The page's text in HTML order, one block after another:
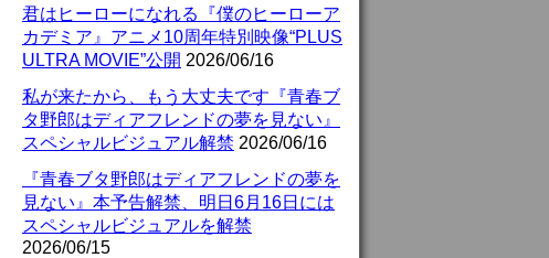
君はヒーローになれる『僕のヒーローア
カデミア』アニメ10周年特別映像“PLUS
ULTRA MOVIE”公開 2026/06/16
私が来たから、もう大丈夫です『青春ブ
タ野郎はディアフレンドの夢を見ない』
スペシャルビジュアル解禁 2026/06/16
『青春ブタ野郎はディアフレンドの夢を
見ない』本予告解禁、明日6月16日には
スペシャルビジュアルを解禁
2026/06/15